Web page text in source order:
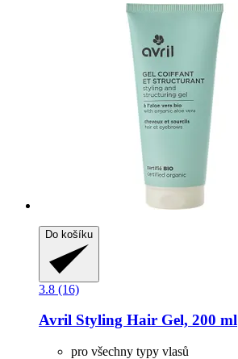
Do košíku
3.8 (16)
Avril Styling Hair Gel, 200 ml
pro všechny typy vlasů